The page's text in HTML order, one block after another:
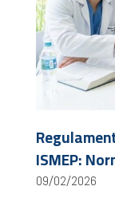
ISMEP:
09/02/2026